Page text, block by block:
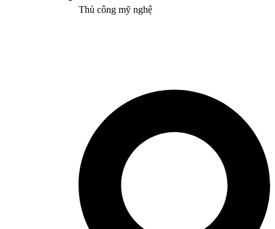
Thủ công mỹ nghệ